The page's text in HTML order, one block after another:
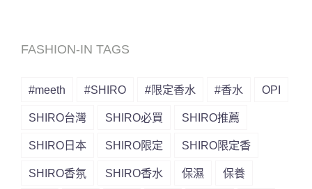
FASHION-IN TAGS
#meeth #SHIRO #限定香水 #香水 OPI
SHIRO台灣 SHIRO必買 SHIRO推薦
SHIRO日本 SHIRO限定 SHIRO限定香
SHIRO香氛 SHIRO香水 保濕 保養